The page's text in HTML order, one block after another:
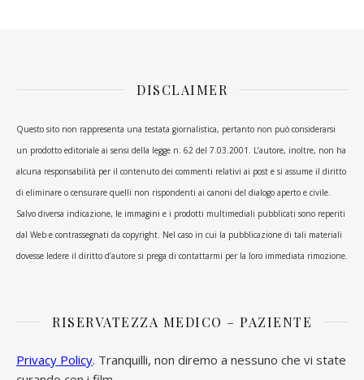
DISCLAIMER
Questo sito non rappresenta una testata giornalistica, pertanto non può considerarsi
un prodotto editoriale ai sensi della legge n. 62 del 7.03.2001. L’autore, inoltre, non ha
alcuna responsabilità per il contenuto dei commenti relativi ai post e si assume il diritto
di eliminare o censurare quelli non rispondenti ai canoni del dialogo aperto e civile.
Salvo diversa indicazione, le immagini e i prodotti multimediali pubblicati sono reperiti
dal Web e contrassegnati da copyright. Nel caso in cui la pubblicazione di tali materiali
dovesse ledere il diritto d’autore si prega di contattarmi per la loro immediata rimozione.
RISERVATEZZA MEDICO – PAZIENTE
Privacy Policy. Tranquilli, non diremo a nessuno che vi state